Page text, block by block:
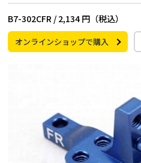
B7-302CFR / 2,134 円（税込）
オンラインショップで購入